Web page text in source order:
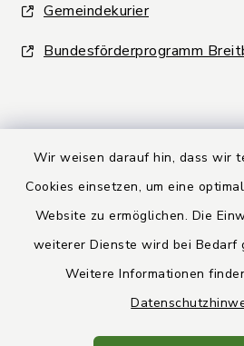
Wir weisen darauf hin, dass wir
Cookies einsetzen, um eine
Website zu ermöglichen. Die
weiterer Dienste wird bei Bedarf
Weitere Informationen
Gemeindekurier
Bundesförderprogramm
Kontakt